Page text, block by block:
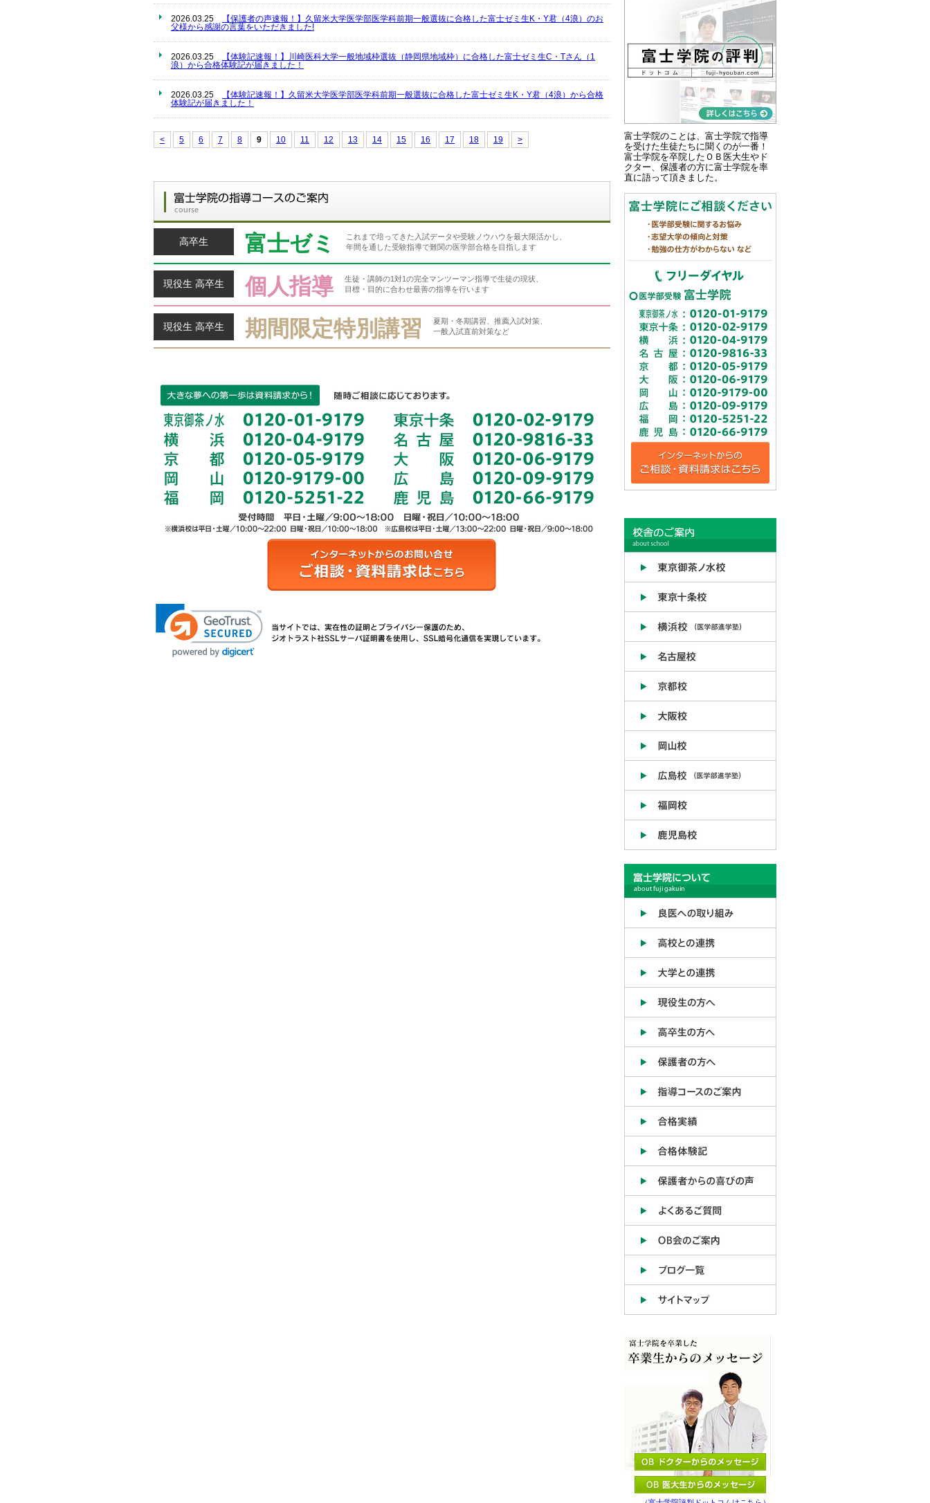
2026.03.25
【保護者の声速報！】久留米大学医学部医学科前期一般選抜に合格した富士ゼミ生K・Y君（4浪）のお
父様から感謝の言葉をいただきました!
2026.03.25
【体験記速報！】川崎医科大学一般地域枠選抜（静岡県地域枠）に合格した富士ゼミ生C・Tさん（1
浪）から合格体験記が届きました！
2026.03.25
【体験記速報！】久留米大学医学部医学科前期一般選抜に合格した富士ゼミ生K・Y君（4浪）から合格
体験記が届きました！
< 5 6 7 8 9 10 11 12 13 14 15 16 17 18 19 >
高卒生 富士ゼミ
これまで培ってきた入試データや受験ノウハウを最大限活かし、
年間を通した受験指導で難関の医学部合格を目指します
現役生 高卒生 個人指導
生徒・講師の1対1の完全マンツーマン指導で生徒の現状、
目標・目的に合わせ最善の指導を行います
現役生 高卒生 期間限定特別講習
夏期・冬期講習、推薦入試対策、
一般入試直前対策など
富士学院のことは、富士学院で指導
を受けた生徒たちに聞くのが一番！
富士学院を卒院したＯＢ医大生やド
クター、保護者の方に富士学院を率
直に語って頂きました。